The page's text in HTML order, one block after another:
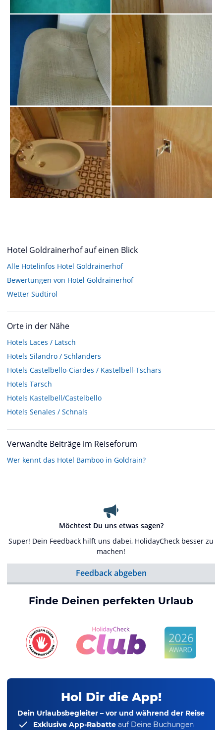
Hotel Goldrainerhof auf einen Blick
Alle Hotelinfos Hotel Goldrainerhof
Bewertungen von Hotel Goldrainerhof
Wetter Südtirol
Orte in der Nähe
Hotels Laces / Latsch
Hotels Silandro / Schlanders
Hotels Castelbello-Ciardes / Kastelbell-Tschars
Hotels Tarsch
Hotels Kastelbell/Castelbello
Hotels Senales / Schnals
Verwandte Beiträge im Reiseforum
Wer kennt das Hotel Bamboo in Goldrain?
Möchtest Du uns etwas sagen?
Super! Dein Feedback hilft uns dabei, HolidayCheck besser zu
machen!
Feedback abgeben
Finde Deinen perfekten Urlaub
Hol Dir die App!
Dein Urlaubsbegleiter – vor und während der Reise
Exklusive App-Rabatte auf Deine Buchungen